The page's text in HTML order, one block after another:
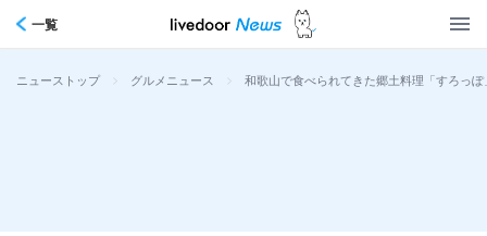
一覧
ニューストップ > グルメニュース > 和歌山で食べられてきた郷土料理「すろっ